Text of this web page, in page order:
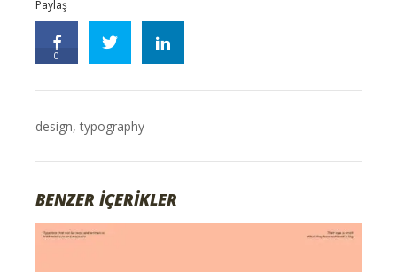
Paylaş
0
design,typography
BENZER İÇERİKLER